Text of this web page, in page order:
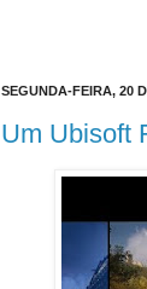
SEGUNDA-FEIRA, 20
Um Ubisoft